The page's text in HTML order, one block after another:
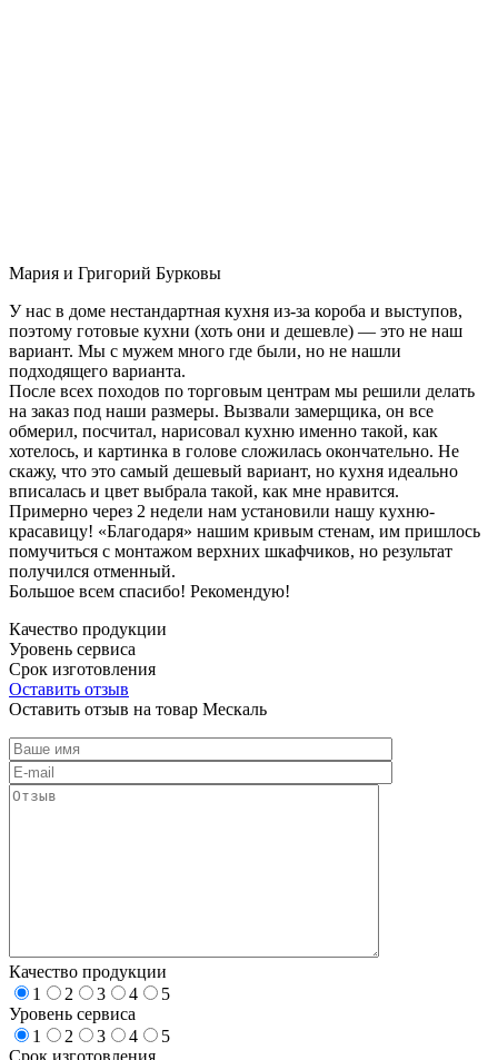
Мария и Григорий Бурковы
У нас в доме нестандартная кухня из-за короба и выступов,
поэтому готовые кухни (хоть они и дешевле) — это не наш
вариант. Мы с мужем много где были, но не нашли
подходящего варианта.
После всех походов по торговым центрам мы решили делать
на заказ под наши размеры. Вызвали замерщика, он все
обмерил, посчитал, нарисовал кухню именно такой, как
хотелось, и картинка в голове сложилась окончательно. Не
скажу, что это самый дешевый вариант, но кухня идеально
вписалась и цвет выбрала такой, как мне нравится.
Примерно через 2 недели нам установили нашу кухню-
красавицу! «Благодаря» нашим кривым стенам, им пришлось
помучиться с монтажом верхних шкафчиков, но результат
получился отменный.
Большое всем спасибо! Рекомендую!
Качество продукции
Уровень сервиса
Срок изготовления
Оставить отзыв
Оставить отзыв на товар Мескаль
Качество продукции
1
2 3 4
5
Уровень сервиса
1
2 3 4
5
Срок изготовления